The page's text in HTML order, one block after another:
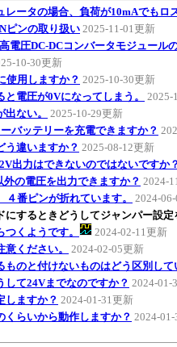
レータの場合、負荷が10mAでもロ
ピンの取り扱い 2025-11-01更新
電圧DC-DCコンバータモジュール
10-30更新
使用しますか？ 2025-10-30更新
と電圧が0Vになってしまう。
2025-
ない。
2025-10-29更新
バッテリーを充電できますか？
う違いますか？ 2025-08-12更新
出力はできないのではないですか？
外の電圧を出力できますか？ 2024-
４番ピンが折れています。
2024-
にするときどうしてジャンパー設
くようです。
2024-02-11更新
ください。
2024-02-05更新
ものと付けないものはどう区別して
して24Vまでなのですか？ 2024-01-
しますか？ 2024-01-31更新
くらいから動作しますか？ 2024-